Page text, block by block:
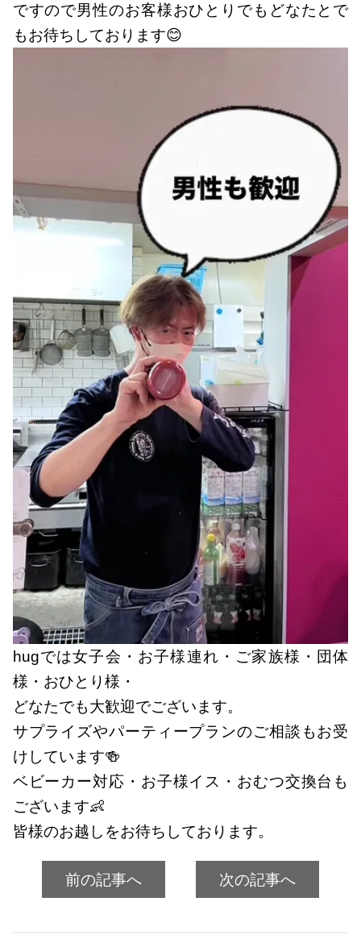
ですので男性のお客様おひとりでもどなたとで
もお待ちしております😊
hugでは女子会・お子様連れ・ご家族様・団体
様・おひとり様・
どなたでも大歓迎でございます。
サプライズやパーティープランのご相談もお受
けしています🍻
ベビーカー対応・お子様イス・おむつ交換台も
ございます👶
皆様のお越しをお待ちしております。
前の記事へ 次の記事へ